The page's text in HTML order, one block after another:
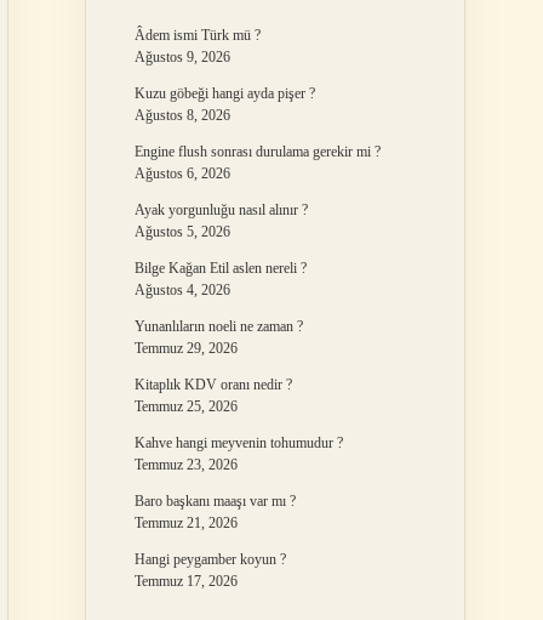
Âdem ismi Türk mü ?
Ağustos 9, 2026
Kuzu göbeği hangi ayda pişer ?
Ağustos 8, 2026
Engine flush sonrası durulama gerekir mi ?
Ağustos 6, 2026
Ayak yorgunluğu nasıl alınır ?
Ağustos 5, 2026
Bilge Kağan Etil aslen nereli ?
Ağustos 4, 2026
Yunanlıların noeli ne zaman ?
Temmuz 29, 2026
Kitaplık KDV oranı nedir ?
Temmuz 25, 2026
Kahve hangi meyvenin tohumudur ?
Temmuz 23, 2026
Baro başkanı maaşı var mı ?
Temmuz 21, 2026
Hangi peygamber koyun ?
Temmuz 17, 2026